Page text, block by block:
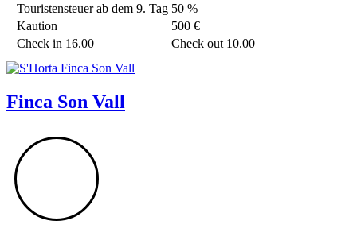
Touristensteuer ab dem 9. Tag 50 %
Kaution
500 €
Check in 16.00
Check out 10.00
Finca Son Vall